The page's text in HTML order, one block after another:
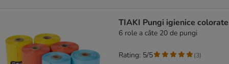
TIAKI Pungi igienice colorate
6 role a câte 20 de pungi
Rating: 5/5 (3)